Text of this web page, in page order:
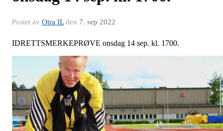
Postet av Otra ILden 7. sep 2022
IDRETTSMERKEPRØVE onsdag 14 sep. kl. 1700.